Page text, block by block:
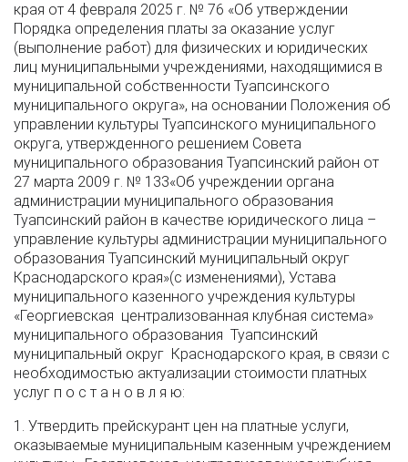
края от 4 февраля 2025 г. № 76 «Об утверждении
Порядка определения платы за оказание услуг
(выполнение работ) для физических и юридических
лиц муниципальными учреждениями, находящимися в
муниципальной собственности Туапсинского
муниципального округа», на основании Положения об
управлении культуры Туапсинского муниципального
округа, утвержденного решением Совета
муниципального образования Туапсинский район от
27 марта 2009 г. № 133«Об учреждении органа
администрации муниципального образования
Туапсинский район в качестве юридического лица –
управление культуры администрации муниципального
образования Туапсинский муниципальный округ
Краснодарского края»(с изменениями), Устава
муниципального казенного учреждения культуры
«Георгиевская централизованная клубная система»
муниципального образования Туапсинский
муниципальный округ Краснодарского края, в связи с
необходимостью актуализации стоимости платных
услуг п о с т а н о в л я ю:
1. Утвердить прейскурант цен на платные услуги,
оказываемые муниципальным казенным учреждением